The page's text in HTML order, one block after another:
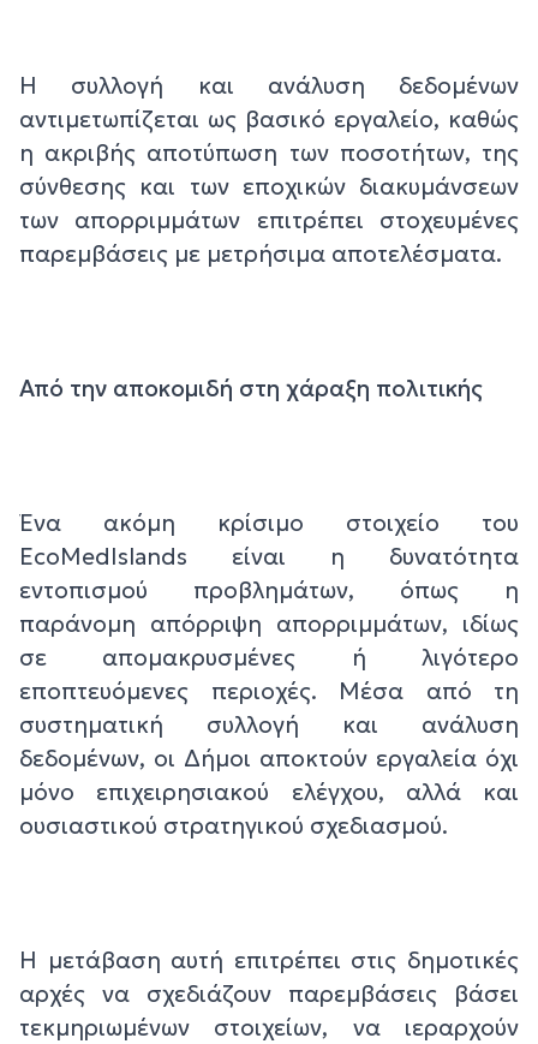
Η συλλογή και ανάλυση δεδομένων
αντιμετωπίζεται ως βασικό εργαλείο, καθώς
η ακριβής αποτύπωση των ποσοτήτων, της
σύνθεσης και των εποχικών διακυμάνσεων
των απορριμμάτων επιτρέπει στοχευμένες
παρεμβάσεις με μετρήσιμα αποτελέσματα.
Από την αποκομιδή στη χάραξη πολιτικής
Ένα ακόμη κρίσιμο στοιχείο του
EcoMedIslands είναι η δυνατότητα
εντοπισμού προβλημάτων, όπως η
παράνομη απόρριψη απορριμμάτων, ιδίως
σε απομακρυσμένες ή λιγότερο
εποπτευόμενες περιοχές. Μέσα από τη
συστηματική συλλογή και ανάλυση
δεδομένων, οι Δήμοι αποκτούν εργαλεία όχι
μόνο επιχειρησιακού ελέγχου, αλλά και
ουσιαστικού στρατηγικού σχεδιασμού.
Η μετάβαση αυτή επιτρέπει στις δημοτικές
αρχές να σχεδιάζουν παρεμβάσεις βάσει
τεκμηριωμένων στοιχείων, να ιεραρχούν